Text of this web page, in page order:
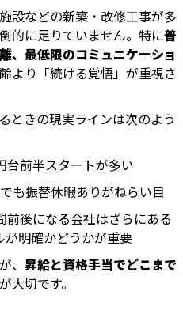
設などの新築・改修工事が多
的に足りていません。特に普
、最低限のコミュニケーショ
より「続ける覚悟」が重視さ
ときの現実ラインは次のよう
台前半スタートが多い
も振替休暇ありがねらい目
後になる会社はざらにある
明確かどうかが重要
、 昇給と資格手当でどこまで
大切です。